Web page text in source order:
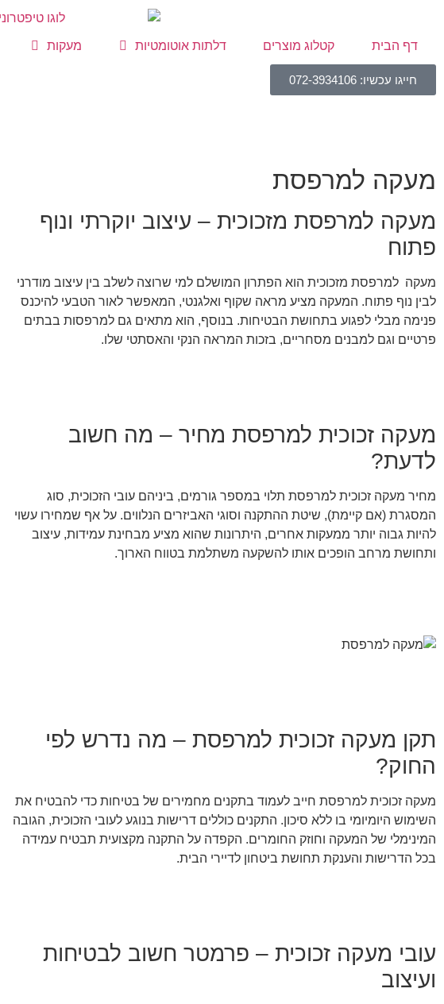
דף הבית קטלוג מוצרים דלתות אוטומטיות מעקות
חייגו עכשיו: 072-3934106
מעקה למרפסת
מעקה למרפסת מזכוכית – עיצוב יוקרתי ונוף
פתוח
מעקה למרפסת מזכוכית הוא הפתרון המושלם למי שרוצה לשלב בין עיצוב מודרני
לבין נוף פתוח. המעקה מציע מראה שקוף ואלגנטי, המאפשר לאור הטבעי להיכנס
פנימה מבלי לפגוע בתחושת הבטיחות. בנוסף, הוא מתאים גם למרפסות בבתים
פרטיים וגם למבנים מסחריים, בזכות המראה הנקי והאסתטי שלו.
מעקה זכוכית למרפסת מחיר – מה חשוב
לדעת?
מחיר מעקה זכוכית למרפסת תלוי במספר גורמים, ביניהם עובי הזכוכית, סוג
המסגרת (אם קיימת), שיטת ההתקנה וסוגי האביזרים הנלווים. על אף שמחירו עשוי
להיות גבוה יותר ממעקות אחרים, היתרונות שהוא מציע מבחינת עמידות, עיצוב
ותחושת מרחב הופכים אותו להשקעה משתלמת בטווח הארוך.
תקן מעקה זכוכית למרפסת – מה נדרש לפי
החוק?
מעקה זכוכית למרפסת חייב לעמוד בתקנים מחמירים של בטיחות כדי להבטיח את
השימוש היומיומי בו ללא סיכון. התקנים כוללים דרישות בנוגע לעובי הזכוכית, הגובה
המינימלי של המעקה וחוזק החומרים. הקפדה על התקנה מקצועית תבטיח עמידה
בכל הדרישות והענקת תחושת ביטחון לדיירי הבית.
עובי מעקה זכוכית – פרמטר חשוב לבטיחות
ועיצוב